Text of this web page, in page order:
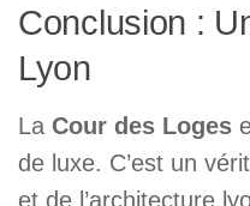
Conclusion :
Lyon
La Cour des Loges
de luxe. C’est un
et de l’architecture